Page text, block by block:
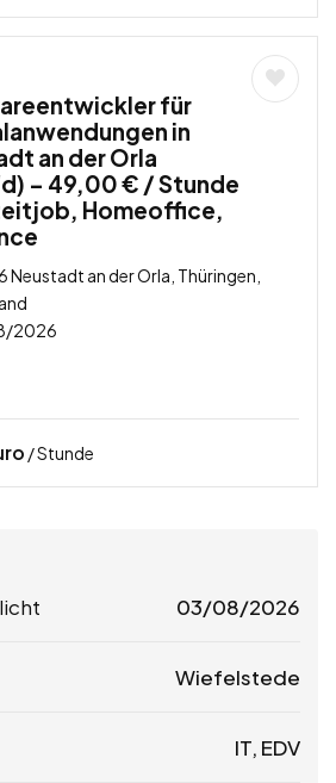
für
in
an der Orla
– 49,00 € / Stunde
Homeoffice,
Neustadt an der Orla, Thüringen,
2026
/ Stunde
03/08/2026
Wiefelstede
IT, EDV